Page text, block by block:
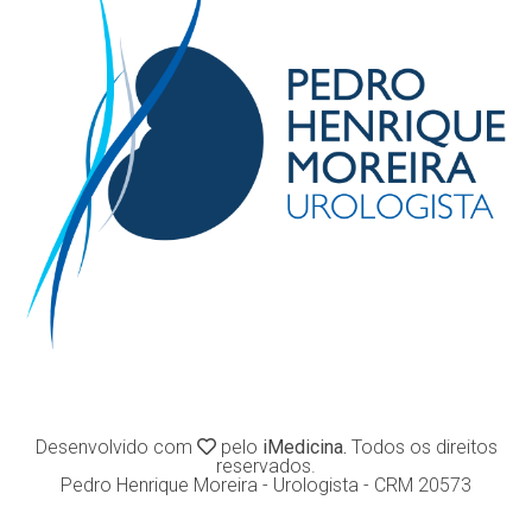
Desenvolvido com pelo iMedicina. Todos os direitos
reservados.
Pedro Henrique Moreira - Urologista - CRM 20573